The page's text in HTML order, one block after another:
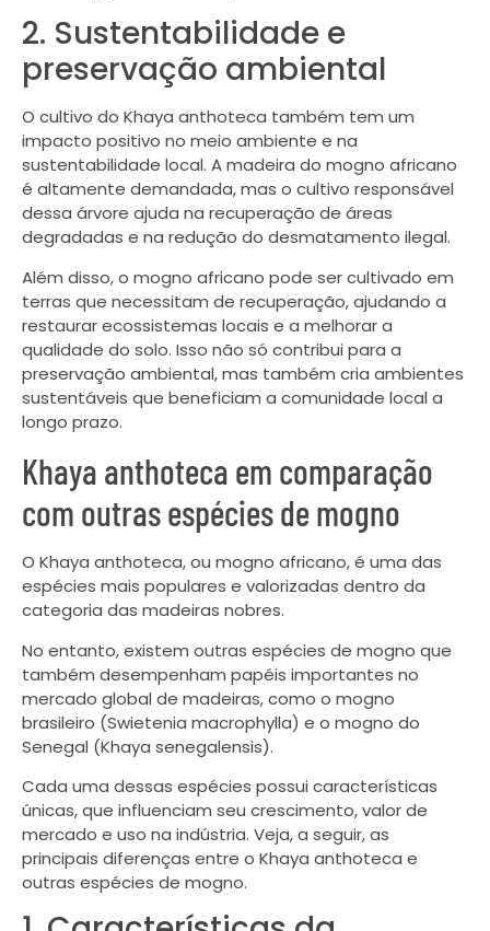
2. Sustentabilidade e
preservação ambiental
O cultivo do Khaya anthoteca também tem um
impacto positivo no meio ambiente e na
sustentabilidade local. A madeira do mogno africano
é altamente demandada, mas o cultivo responsável
dessa árvore ajuda na recuperação de áreas
degradadas e na redução do desmatamento ilegal.
Além disso, o mogno africano pode ser cultivado em
terras que necessitam de recuperação, ajudando a
restaurar ecossistemas locais e a melhorar a
qualidade do solo. Isso não só contribui para a
preservação ambiental, mas também cria ambientes
sustentáveis que beneficiam a comunidade local a
longo prazo.
Khaya anthoteca em comparação
com outras espécies de mogno
O Khaya anthoteca, ou mogno africano, é uma das
espécies mais populares e valorizadas dentro da
categoria das madeiras nobres.
No entanto, existem outras espécies de mogno que
também desempenham papéis importantes no
mercado global de madeiras, como o mogno
brasileiro (Swietenia macrophylla) e o mogno do
Senegal (Khaya senegalensis).
Cada uma dessas espécies possui características
únicas, que influenciam seu crescimento, valor de
mercado e uso na indústria. Veja, a seguir, as
principais diferenças entre o Khaya anthoteca e
outras espécies de mogno.